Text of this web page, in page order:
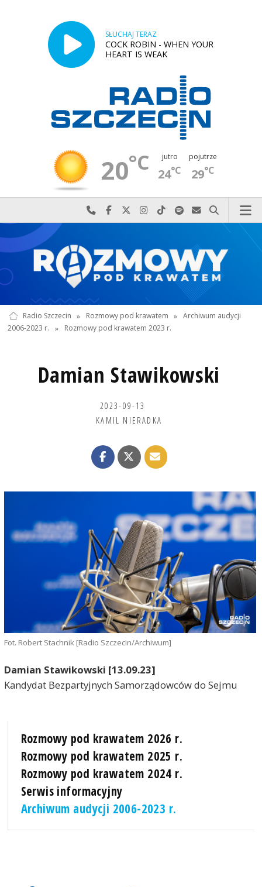
SŁUCHAJ TERAZ
COCK ROBIN - WHEN YOUR
HEART IS WEAK
20°C jutro
24°C
pojutrze
29°C
Najlepiej po prostu do nas zadzwoń
Odwiedź nas na Facebook-u
Odwiedź nas na X
Odwiedź nas na Instagram-ie
Odwiedź nas na TikTok-u
Szukaj nas na Spotify
Wyślij do nas
Szukaj
Radio Szczecin » Rozmowy pod krawatem » Archiwum audycji
2006-2023 r.
» Rozmowy pod krawatem 2023 r.
Damian Stawikowski
2023-09-13
KAMIL NIERADKA
Fot. Robert Stachnik [Radio Szczecin/Archiwum]
Damian Stawikowski [13.09.23]
Kandydat Bezpartyjnych Samorządowców do Sejmu
Rozmowy pod krawatem 2026 r.
Rozmowy pod krawatem 2025 r.
Rozmowy pod krawatem 2024 r.
Serwis informacyjny
Archiwum audycji 2006-2023 r.